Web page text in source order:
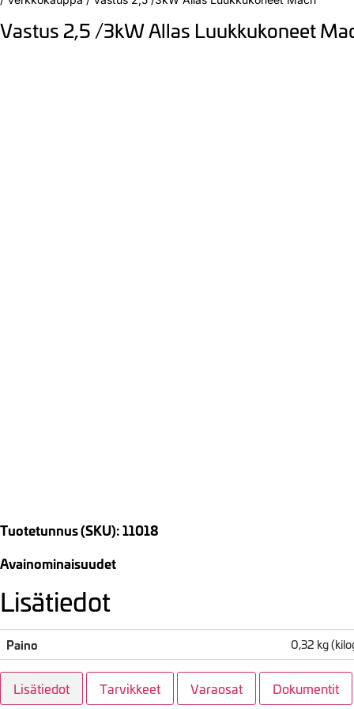
Vastus 2,5 /3kW Allas Luukkukoneet
Tuotetunnus (SKU): 11018
Avainominaisuudet
Lisätiedot
Paino 0,32 kg
Lisätiedot Tarvikkeet Varaosat Dokumentit